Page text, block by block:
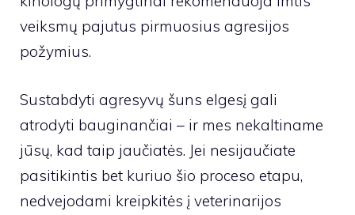
veiksmų pajutus pirmuosius agresijos
požymius.
Sustabdyti agresyvų šuns elgesį gali
atrodyti bauginančiai – ir mes nekaltiname
jūsų, kad taip jaučiatės. Jei nesijaučiate
pasitikintis bet kuriuo šio proceso etapu,
nedvejodami kreipkitės į veterinarijos